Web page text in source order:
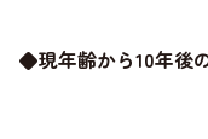
◆現年齢から10年後